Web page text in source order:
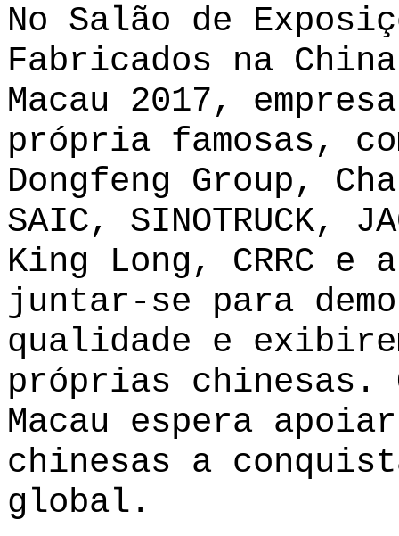
No Salão de
Fabricados na
Macau 2017,
própria famosas,
Dongfeng Group,
SAIC, SINOTRUCK,
King Long, CRRC e
juntar-se para
qualidade e
próprias chinesas.
Macau espera
chinesas a
global.